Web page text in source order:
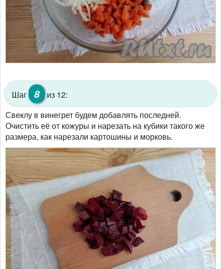
Шаг 8
из 12:
Свеклу в винегрет будем добавлять последней.
Очистить её от кожуры и нарезать на кубики такого же
размера, как нарезали картошины и морковь.